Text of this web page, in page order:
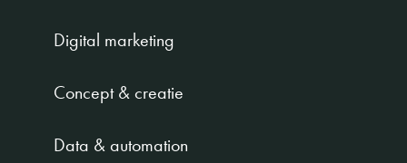
Digital marketing
Concept & creatie
Data & automation